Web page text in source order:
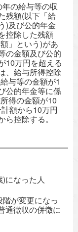
年の給与等の収
残額(以下「給
)及び公的年金
控除した残額
」という)があ
の金額及び公的
10万円を超える
、給与所得控除
与等の金額が1
公的年金等に係
得の金額が10
額から10万円
控除する。
になった人
が変更になっ
通徴収の併徴に